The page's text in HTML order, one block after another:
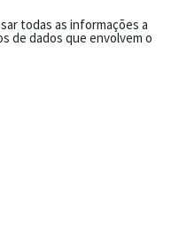
todas as informações a
de dados que envolvem o